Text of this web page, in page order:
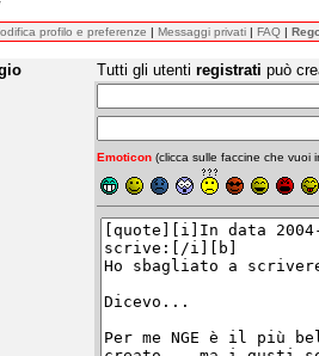
profilo e preferenze | Messaggi privati | FAQ |
Tutti gli utenti registrati può
Emoticon (clicca sulle faccine che vuoi